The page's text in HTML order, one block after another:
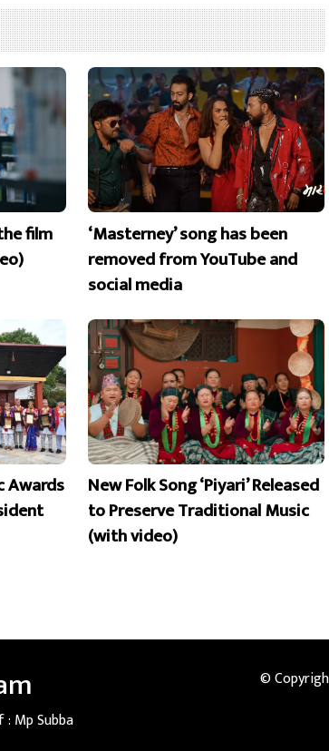
film
‘Masterney’ song has been
removed from YouTube and
social media
Awards
New Folk Song ‘Piyari’ Released
to Preserve Traditional Music
(with video)
: Mp Subba
©